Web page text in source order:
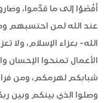
أَفْضَوْا إلى ما قدَّموا،
عند الله لمن احتسبهم
الله- بعزاء الإسلام، ولا
الأعمال تمنحوا
شبابكم لهرمكم، ومن
وصلوا الذي بينكم وبين